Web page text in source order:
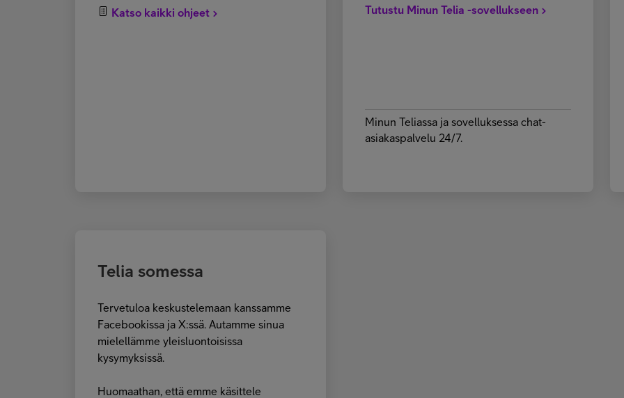
Katso kaikki ohjeet
Tutustu Minun Telia -sovellukseen
Minun Teliassa ja sovelluksessa chat-
asiakaspalvelu 24/7.
Telia somessa
Tervetuloa keskustelemaan kanssamme
Facebookissa ja X:ssä. Autamme sinua
mielellämme yleisluontoisissa
kysymyksissä.
Huomaathan, että emme käsittele